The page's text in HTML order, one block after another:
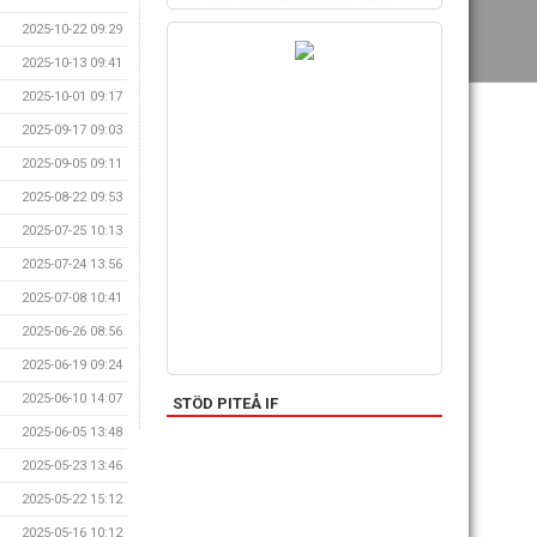
2025-10-22 09:29
2025-10-13 09:41
2025-10-01 09:17
2025-09-17 09:03
2025-09-05 09:11
2025-08-22 09:53
2025-07-25 10:13
2025-07-24 13:56
2025-07-08 10:41
2025-06-26 08:56
2025-06-19 09:24
2025-06-10 14:07
2025-06-05 13:48
2025-05-23 13:46
2025-05-22 15:12
2025-05-16 10:12
STÖD PITEÅ IF